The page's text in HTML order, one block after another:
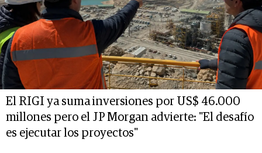
El RIGI ya suma inversiones por US$ 46.000
millones pero el JP Morgan advierte: "El desafío
es ejecutar los proyectos"